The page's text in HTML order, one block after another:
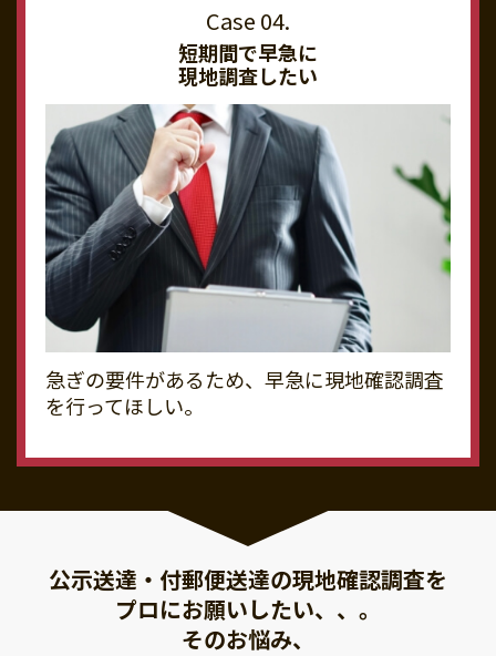
短期間で早急に
現地調査したい
急ぎの要件があるため、早急に現地確認調査
を行ってほしい。
公示送達・付郵便送達の現地確認調査を
プロにお願いしたい、、。
そのお悩み、